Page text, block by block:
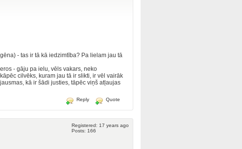
- tas ir tā kā iedzimtība? Pa lielam jau tā
- gāju pa ielu, vēls vakars, neko
cilvēks, kuram jau tā ir slikti, ir vēl vairāk
kā ir šādi justies, tāpēc viņš atļaujas
Reply Quote
Registered: 17 years ago
Posts: 166